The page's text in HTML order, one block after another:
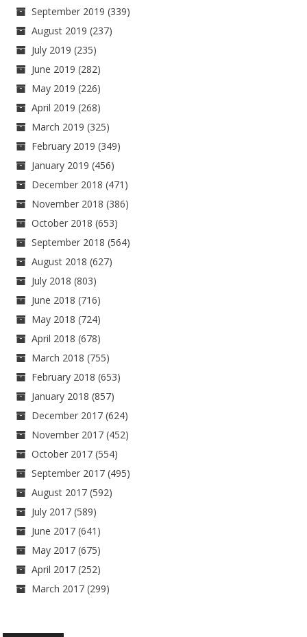
September 2019 (339)
August 2019 (237)
July 2019 (235)
June 2019 (282)
May 2019 (226)
April 2019 (268)
March 2019 (325)
February 2019 (349)
January 2019 (456)
December 2018 (471)
November 2018 (386)
October 2018 (653)
September 2018 (564)
August 2018 (627)
July 2018 (803)
June 2018 (716)
May 2018 (724)
April 2018 (678)
March 2018 (755)
February 2018 (653)
January 2018 (857)
December 2017 (624)
November 2017 (452)
October 2017 (554)
September 2017 (495)
August 2017 (592)
July 2017 (589)
June 2017 (641)
May 2017 (675)
April 2017 (252)
March 2017 (299)